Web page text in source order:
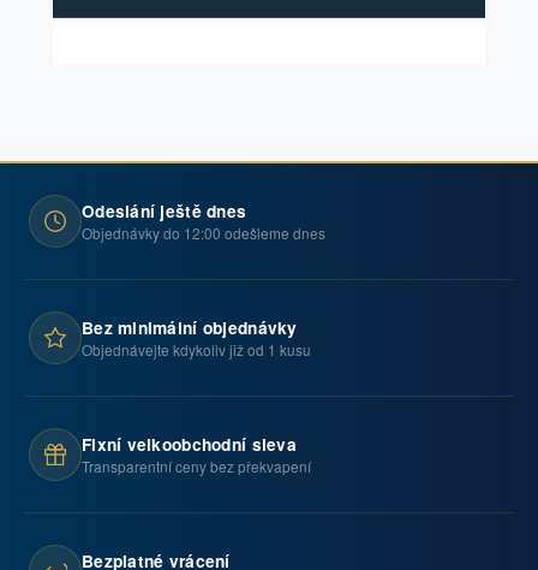
Odeslání ještě dnes
Objednávky do 12:00 odešleme dnes
Bez minimální objednávky
Objednávejte kdykoliv již od 1 kusu
Fixní velkoobchodní sleva
Transparentní ceny bez překvapení
Bezplatné vrácení